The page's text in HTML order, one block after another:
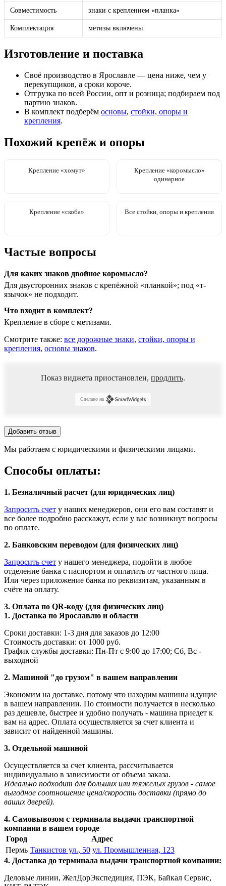
Совместимость знаки с креплением «планка»
Комплектация метизы включены
Изготовление и поставка
Своё производство в Ярославле — цена ниже, чем у
перекупщиков, а сроки короче.
Отгрузка по всей России, опт и розница; подбираем под
партию знаков.
В комплект подберём основы, стойки, опоры и
крепления.
Похожий крепёж и опоры
Крепление «хомут»
Крепление «коромысло»
одинарное
Крепление «скоба» Все стойки, опоры и крепления
Частые вопросы
Для каких знаков двойное коромысло?
Для двусторонних знаков с крепёжной «планкой»; под «т-
язычок» не подходит.
Что входит в комплект?
Крепление в сборе с метизами.
Смотрите также: все дорожные знаки, стойки, опоры и
крепления, основы знаков.
Показ виджета приостановлен, продлить.
Сделано на
Добавить отзыв
Мы работаем с юридическими и физическими лицами.
Способы оплаты:
1. Безналичный расчет (для юридических лиц)
Запросить счет у наших менеджеров, они его вам составят и
все более подробно расскажут, если у вас возникнут вопросы
по оплате.
2. Банковским переводом (для физических лиц)
Запросить счет у нашего менеджера, подойти в любое
отделение банка с паспортом и оплатить от частного лица.
Или через приложение банка по реквизитам, указанным в
счёте на оплату.
3. Оплата по QR-коду (для физических лиц)
1. Доставка по Ярославлю и области
Сроки доставки: 1-3 дня для заказов до 12:00
Стоимость доставки: от 1000 руб.
График службы доставки: Пн-Пт с 9:00 до 17:00; Сб, Вс -
выходной
2. Машиной "до грузом" в вашем направлении
Экономим на доставке, потому что находим машины идущие
в вашем направлении. По стоимости получается в несколько
раз дешевле, быстрее и удобно получать - машина приедет к
вам на адрес. Оплата осуществляется за счет клиента и
зависит от найденной машины.
3. Отдельной машиной
Осуществляется за счет клиента, рассчитывается
индивидуально в зависимости от объема заказа.
Идеально подходит для больших или тяжелых грузов - самое
выгодное соотношение цена/скорость доставки (прямо до
ваших дверей).
4. Самовывозом с терминала выдачи транспортной
компании в вашем городе
Город
Адрес
Пермь Танкистов ул., 50 ул. Промышленная, 123
4. Доставка до терминала выдачи транспортной компании:
Деловые линии, ЖелДорЭкспедиция, ПЭК, Байкал Сервис,